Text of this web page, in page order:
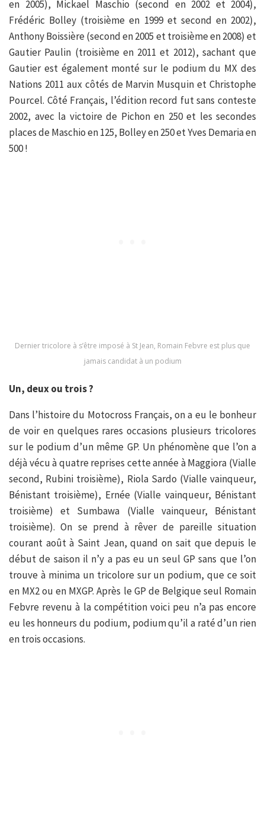
en 2005), Mickael Maschio (second en 2002 et 2004),
Frédéric Bolley (troisième en 1999 et second en 2002),
Anthony Boissière (second en 2005 et troisième en 2008) et
Gautier Paulin (troisième en 2011 et 2012), sachant que
Gautier est également monté sur le podium du MX des
Nations 2011 aux côtés de Marvin Musquin et Christophe
Pourcel. Côté Français, l’édition record fut sans conteste
2002, avec la victoire de Pichon en 250 et les secondes
places de Maschio en 125, Bolley en 250 et Yves Demaria en
500 !
Dernier tricolore à s’être imposé à St Jean, Romain Febvre est plus que
jamais candidat à un podium
Un, deux ou trois ?
Dans l’histoire du Motocross Français, on a eu le bonheur
de voir en quelques rares occasions plusieurs tricolores
sur le podium d’un même GP. Un phénomène que l’on a
déjà vécu à quatre reprises cette année à Maggiora (Vialle
second, Rubini troisième), Riola Sardo (Vialle vainqueur,
Bénistant troisième), Ernée (Vialle vainqueur, Bénistant
troisième) et Sumbawa (Vialle vainqueur, Bénistant
troisième). On se prend à rêver de pareille situation
courant août à Saint Jean, quand on sait que depuis le
début de saison il n’y a pas eu un seul GP sans que l’on
trouve à minima un tricolore sur un podium, que ce soit
en MX2 ou en MXGP. Après le GP de Belgique seul Romain
Febvre revenu à la compétition voici peu n’a pas encore
eu les honneurs du podium, podium qu’il a raté d’un rien
en trois occasions.